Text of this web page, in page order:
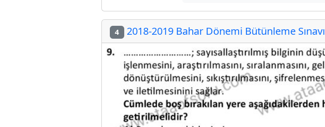
4 2018-2019 Bahar Dönemi Bütünleme Sınavı